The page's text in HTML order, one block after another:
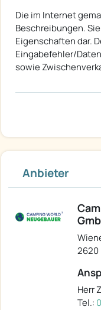
Die im Internet
Beschreibungen.
Eigenschaften dar.
Eingabefehler/
sowie
Anbieter
2620
Herr
Tel.: